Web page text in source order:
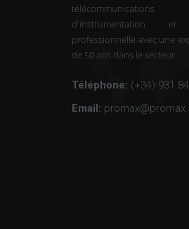
télécommunications
d'instrumentation et
professionnelle avec une
de 50 ans dans le secteur.
Téléphone: (+34) 931
Email: